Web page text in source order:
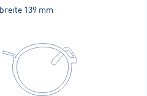
139 mm